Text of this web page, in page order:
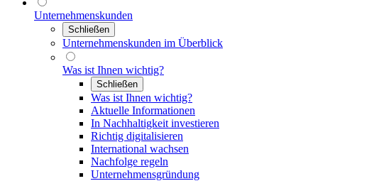
Unternehmenskunden
Schließen
Unternehmenskunden im Überblick
Was ist Ihnen wichtig?
Schließen
Was ist Ihnen wichtig?
Aktuelle Informationen
In Nachhaltigkeit investieren
Richtig digitalisieren
International wachsen
Nachfolge regeln
Unternehmensgründung